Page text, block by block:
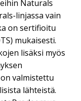
Naturals
linjassa vain
on sertifioitu
mukaisesti.
lisäksi myös
valmistettu
lähteistä.